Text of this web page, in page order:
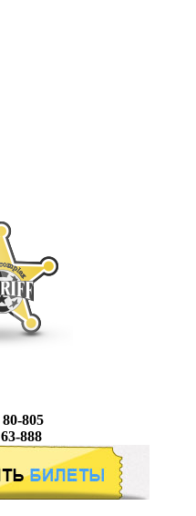
80-805
63-888